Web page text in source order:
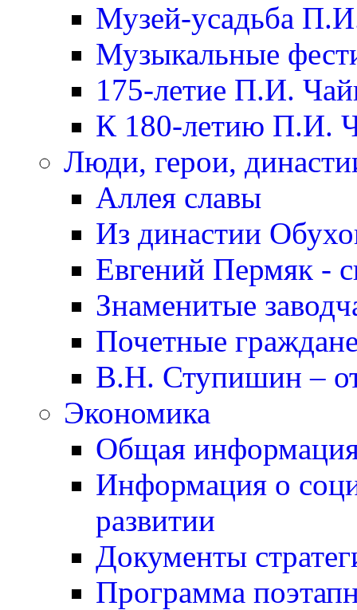
Музей-усадьба
Музыкальные
175-летие П.И.
К 180-летию П.И.
Люди, герои,
Аллея славы
Из династии
Евгений Пермяк -
Знаменитые
Почетные
В.Н. Ступишин –
Экономика
Общая
Информация о
развитии
Документы
Программа